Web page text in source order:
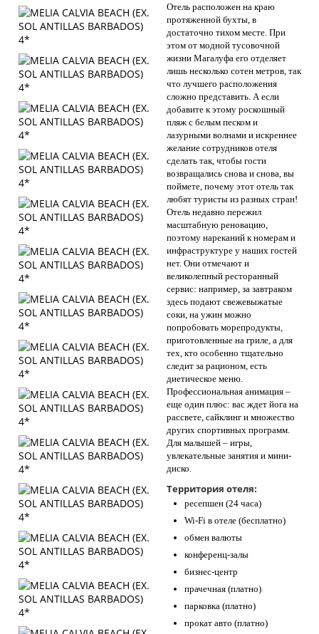
Отель расположен на краю
протяженной бухты, в
достаточно тихом месте. При
этом от модной тусовочной
жизни Магалуфа его отделяет
лишь несколько сотен метров, так
что лучшего расположения
сложно представить. А если
добавите к этому роскошный
пляж с белым песком и
лазурными волнами и искреннее
желание сотрудников отеля
сделать так, чтобы гости
возвращались снова и снова, вы
поймете, почему этот отель так
любят туристы из разных стран!
Отель недавно пережил
масштабную реновацию,
поэтому нареканий к номерам и
инфраструктуре у наших гостей
нет. Они отмечают и
великолепный ресторанный
сервис: например, за завтраком
здесь подают свежевыжатые
соки, на ужин можно
попробовать морепродукты,
приготовленные на гриле, а для
тех, кто особенно тщательно
следит за рационом, есть
диетическое меню.
Профессиональная анимация –
еще один плюс: вас ждет йога на
рассвете, сайклинг и множество
других спортивных программ.
Для малышей – игры,
увлекательные занятия и мини-
диско.
Территория отеля:
ресепшен (24 часа)
Wi-Fi в отеле (бесплатно)
обмен валюты
конференц-залы
бизнес-центр
прачечная (платно)
парковка (платно)
прокат авто (платно)